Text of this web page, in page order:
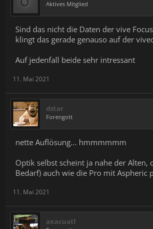
Aktives Mitglied
Sind das nicht die Daten der vive
klingt das gerade genauso auf der
Auf jedenfall beide sehr intressant
11. Mai 2021
dstar
Forengott
nette Auflösung... hmmmmmm
Optik selbst scheint ja nahe der Alten,
Bedarf) auch wie die Pro mit Aspheric
11. Mai 2021
axacuatl